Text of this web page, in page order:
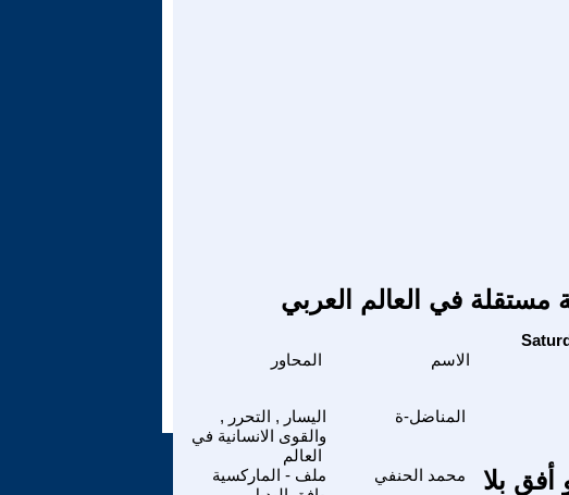
مستقلة في العالم العربي
الاسم
اليسار , التحرر ,
والقوى الانسانية في
العالم
المناضل-ة
ملف - الماركسية
محمد الحنفي
بلا